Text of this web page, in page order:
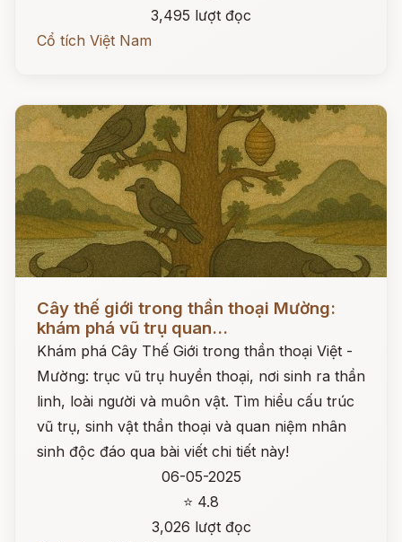
3,495 lượt đọc
Cổ tích Việt Nam
Cây thế giới trong thần thoại Mường:
khám phá vũ trụ quan...
Khám phá Cây Thế Giới trong thần thoại Việt -
Mường: trục vũ trụ huyền thoại, nơi sinh ra thần
linh, loài người và muôn vật. Tìm hiểu cấu trúc
vũ trụ, sinh vật thần thoại và quan niệm nhân
sinh độc đáo qua bài viết chi tiết này!
06-05-2025
⭐ 4.8
3,026 lượt đọc